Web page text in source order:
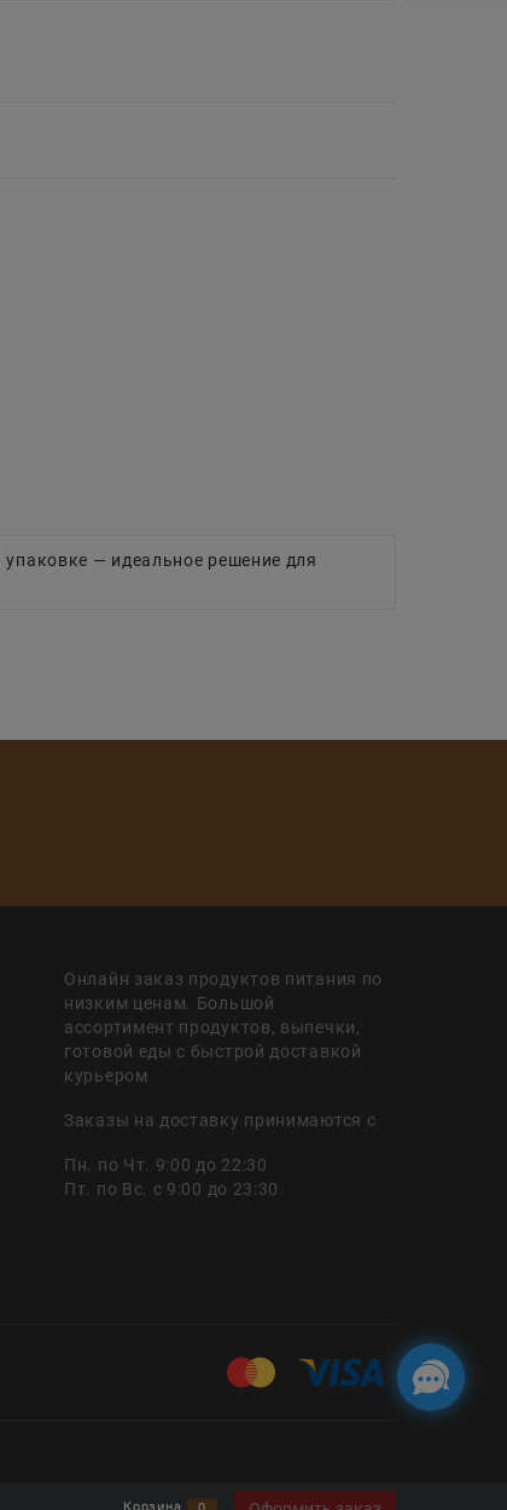
— идеальное решение для
Онлайн заказ продуктов питания по
низким ценам. Большой
ассортимент продуктов, выпечки,
готовой еды с быстрой доставкой
курьером
Заказы на доставку принимаются с
Пн. по Чт. 9:00 до 22:30
Пт. по Вс. с 9:00 до 23:30